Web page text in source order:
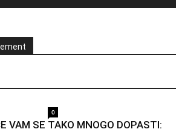
0
VAM SE TAKO MNOGO DOPASTI: